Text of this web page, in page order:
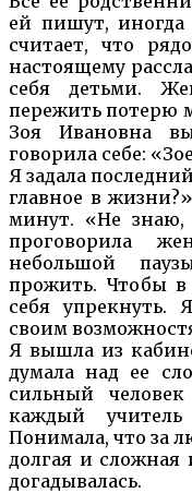
ей пишут, иногда
считает, что
настоящему
себя детьми.
пережить потерю
Зоя Ивановна
говорила себе:
Я задала
главное в
минут. «Не знаю,
проговорила
небольшой
прожить. Чтобы
себя упрекнуть.
своим
Я вышла из
думала над ее
сильный
каждый
Понимала, что за
долгая и сложная
догадывалась.